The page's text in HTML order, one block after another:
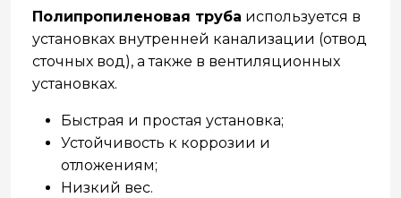
Полипропиленовая труба используется в
установках внутренней канализации (отвод
сточных вод), а также в вентиляционных
установках.
Быстрая и простая установка;
Устойчивость к коррозии и
отложениям;
Низкий вес.